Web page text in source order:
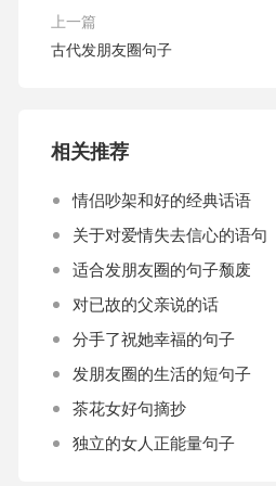
上一篇
古代发朋友圈句子
相关推荐
情侣吵架和好的经典话语
关于对爱情失去信心的语句
适合发朋友圈的句子颓废
对已故的父亲说的话
分手了祝她幸福的句子
发朋友圈的生活的短句子
茶花女好句摘抄
独立的女人正能量句子